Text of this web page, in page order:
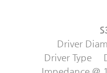
Driver
Driver Type